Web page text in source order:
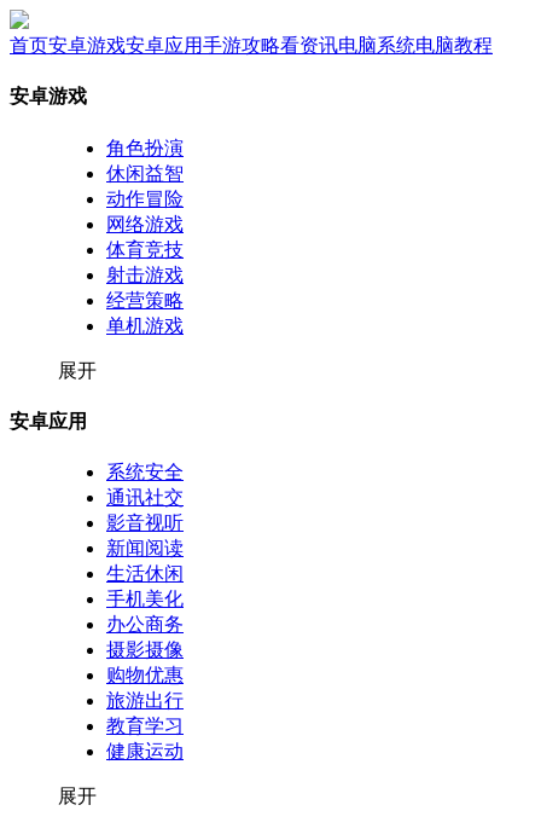
首页安卓游戏安卓应用手游攻略看资讯电脑系统电脑教程
安卓游戏
角色扮演
休闲益智
动作冒险
网络游戏
体育竞技
射击游戏
经营策略
单机游戏
展开
安卓应用
系统安全
通讯社交
影音视听
新闻阅读
生活休闲
手机美化
办公商务
摄影摄像
购物优惠
旅游出行
教育学习
健康运动
展开